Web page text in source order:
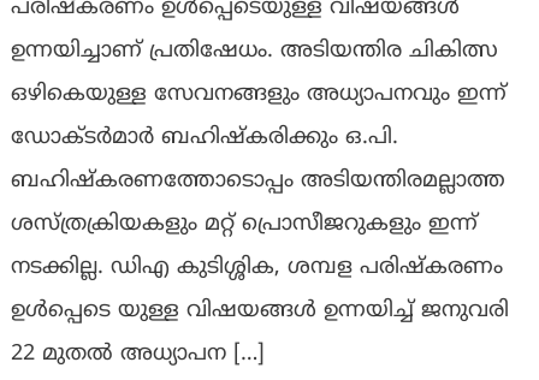
പരിഷ്കരണം ഉൾപ്പെടെയുള്ള വിഷയങ്ങൾ
ഉന്നയിച്ചാണ് പ്രതിഷേധം. അടിയന്തിര ചികിത്സ
ഒഴികെയുള്ള സേവനങ്ങളും അധ്യാപനവും ഇന്ന്
ഡോക്ടർമാർ ബഹിഷ്കരിക്കും ഒ.പി.
ബഹിഷ്കരണത്തോടൊപ്പം അടിയന്തിരമല്ലാത്ത
ശസ്ത്രക്രിയകളും മറ്റ് പ്രൊസീജറുകളും ഇന്ന്
നടക്കില്ല. ഡിഎ കുടിശ്ശിക, ശമ്പള പരിഷ്കരണം
ഉൾപ്പെടെ യുള്ള വിഷയങ്ങൾ ഉന്നയിച്ച് ജനുവരി
22 മുതൽ അധ്യാപന […]